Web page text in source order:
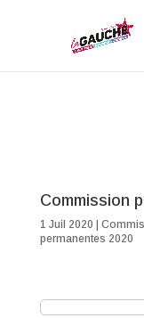
Commission
1 Juil 2020
permanentes 2020